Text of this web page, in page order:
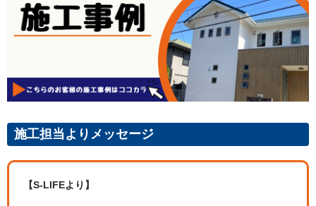
施工担当よりメッセージ
【S-LIFEより】